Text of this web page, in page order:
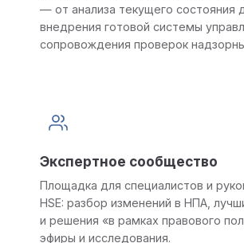
— от анализа текущего состояния
внедрения готовой системы
сопровождения проверок
Экспертное сообщество
Площадка для специалистов и
HSE: разбор изменений в НПА,
и решения «в рамках правового
эфиры и исследования.